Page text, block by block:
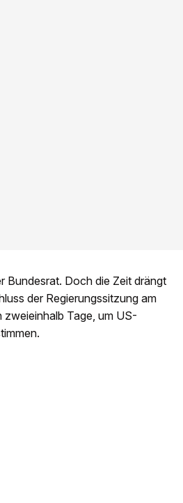
Bundesrat. Doch die Zeit drängt
der Regierungssitzung am
zweieinhalb Tage, um US-